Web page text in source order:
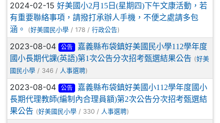
2024-02-15 好美國小2月15日(星期四)下午文康活動，若
有重要聯絡事項，請撥打承辦人手機，不便之處請多包
涵。
(好美國民小學 / 178 / 行政公告)
2023-08-04 公告
嘉義縣布袋鎮好美國民小學112學年度
國小長期代課(英語)第1次公告分次招考甄選結果公告 (好美
國民小學 / 346 / 人事選聘)
2023-08-04 公告
嘉義縣布袋鎮好美國小112學年度國小
長期代理教師(編制內合理員額)第2次公告分次招考甄選結
果公告 (好美國民小學 / 330 / 人事選聘)